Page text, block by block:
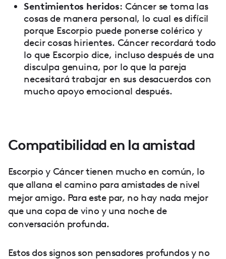
Sentimientos heridos: Cáncer se toma las
cosas de manera personal, lo cual es difícil
porque Escorpio puede ponerse colérico y
decir cosas hirientes. Cáncer recordará todo
lo que Escorpio dice, incluso después de una
disculpa genuina, por lo que la pareja
necesitará trabajar en sus desacuerdos con
mucho apoyo emocional después.
Compatibilidad en la amistad
Escorpio y Cáncer tienen mucho en común, lo
que allana el camino para amistades de nivel
mejor amigo. Para este par, no hay nada mejor
que una copa de vino y una noche de
conversación profunda.
Estos dos signos son pensadores profundos y no